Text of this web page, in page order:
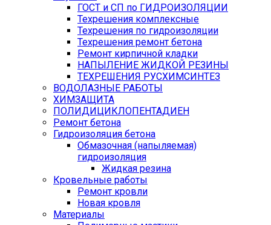
ГОСТ и СП по ГИДРОИЗОЛЯЦИИ
Техрешения комплексные
Техрешения по гидроизоляции
Техрешения ремонт бетона
Ремонт кирпичной кладки
НАПЫЛЕНИЕ ЖИДКОЙ РЕЗИНЫ
ТЕХРЕШЕНИЯ РУСХИМСИНТЕЗ
ВОДОЛАЗНЫЕ РАБОТЫ
ХИМЗАЩИТА
ПОЛИДИЦИКЛОПЕНТАДИЕН
Ремонт бетона
Гидроизоляция бетона
Обмазочная (напыляемая)
гидроизоляция
Жидкая резина
Кровельные работы
Ремонт кровли
Новая кровля
Материалы